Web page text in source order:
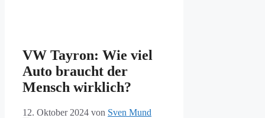
VW Tayron: Wie viel
Auto braucht der
Mensch wirklich?
12. Oktober 2024 von Sven Mund